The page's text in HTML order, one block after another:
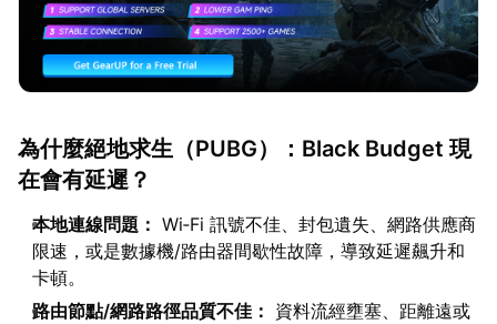
為什麼絕地求生（PUBG）：Black Budget 現
在會有延遲？
本地連線問題： Wi‑Fi 訊號不佳、封包遺失、網路供應商
限速，或是數據機/路由器間歇性故障，導致延遲飆升和
卡頓。
路由節點/網路路徑品質不佳： 資料流經壅塞、距離遠或